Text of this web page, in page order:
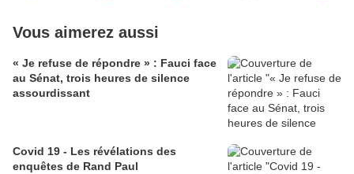
Vous aimerez aussi
« Je refuse de répondre » : Fauci face
au Sénat, trois heures de silence
assourdissant
Covid 19 - Les révélations des
enquêtes de Rand Paul